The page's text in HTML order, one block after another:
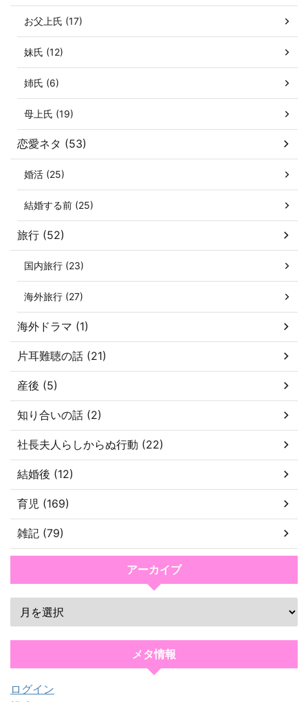
お父上氏 (17)
妹氏 (12)
姉氏 (6)
母上氏 (19)
恋愛ネタ (53)
婚活 (25)
結婚する前 (25)
旅行 (52)
国内旅行 (23)
海外旅行 (27)
海外ドラマ (1)
片耳難聴の話 (21)
産後 (5)
知り合いの話 (2)
社長夫人らしからぬ行動 (22)
結婚後 (12)
育児 (169)
雑記 (79)
アーカイブ
メタ情報
ログイン